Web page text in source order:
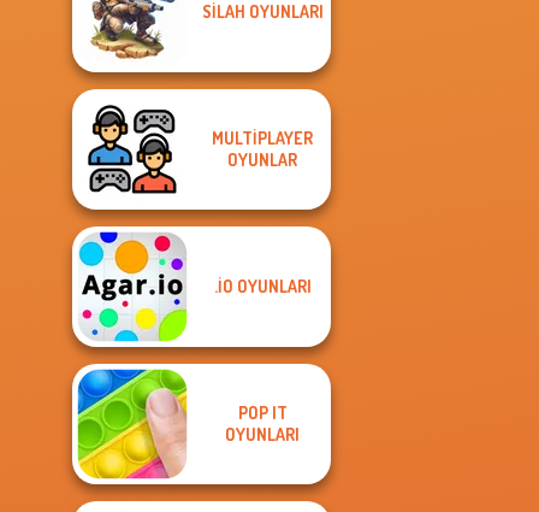
SILAH OYUNLARI
MULTIPLAYER
OYUNLAR
.IO OYUNLARI
POP IT
OYUNLARI